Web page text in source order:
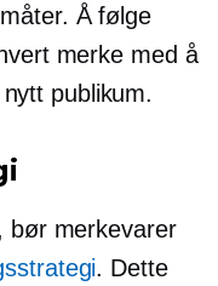
Å følge
merke med å
publikum.
bør merkevarer
. Dette